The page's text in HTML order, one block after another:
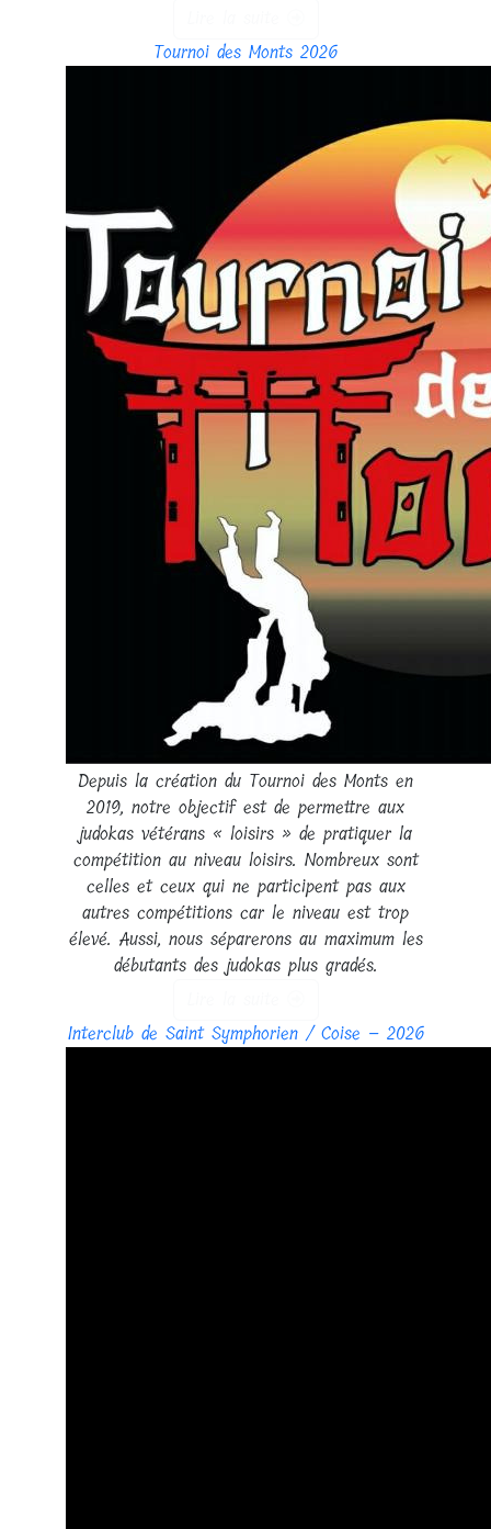
Tournoi des Monts 2026
Depuis la création du Tournoi des Monts en
2019, notre objectif est de permettre aux
judokas vétérans « loisirs » de pratiquer la
compétition au niveau loisirs. Nombreux sont
celles et ceux qui ne participent pas aux
autres compétitions car le niveau est trop
élevé. Aussi, nous séparerons au maximum les
débutants des judokas plus gradés.
Interclub de Saint Symphorien / Coise – 2026